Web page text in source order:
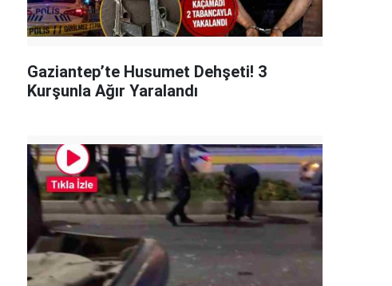
Gaziantep’te Husumet Dehşeti! 3
Kurşunla Ağır Yaralandı